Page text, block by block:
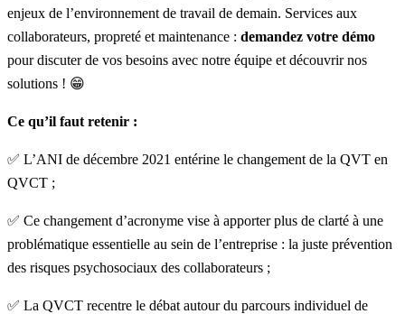
enjeux de l’environnement de travail de demain. Services aux
collaborateurs, propreté et maintenance : demandez votre démo
pour discuter de vos besoins avec notre équipe et découvrir nos
solutions ! 😁
Ce qu’il faut retenir :
✅ L’ANI de décembre 2021 entérine le changement de la QVT en
QVCT ;
✅ Ce changement d’acronyme vise à apporter plus de clarté à une
problématique essentielle au sein de l’entreprise : la juste prévention
des risques psychosociaux des collaborateurs ;
✅ La QVCT recentre le débat autour du parcours individuel de